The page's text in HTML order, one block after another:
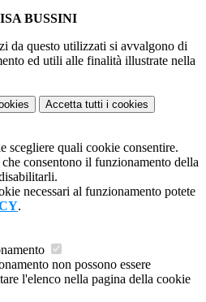
BUSSINI
da questo utilizzati si avvalgono di
ed utili alle finalità illustrate nella
Accetta tutti i cookies
scegliere quali cookie consentire.
consentono il funzionamento della
necessari al funzionamento potete
.
non possono essere
l'elenco nella pagina della cookie